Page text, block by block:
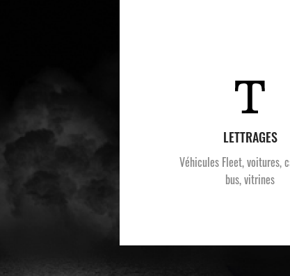
LETTRAGES
Véhicules Fleet, voitures,
bus, vitrines